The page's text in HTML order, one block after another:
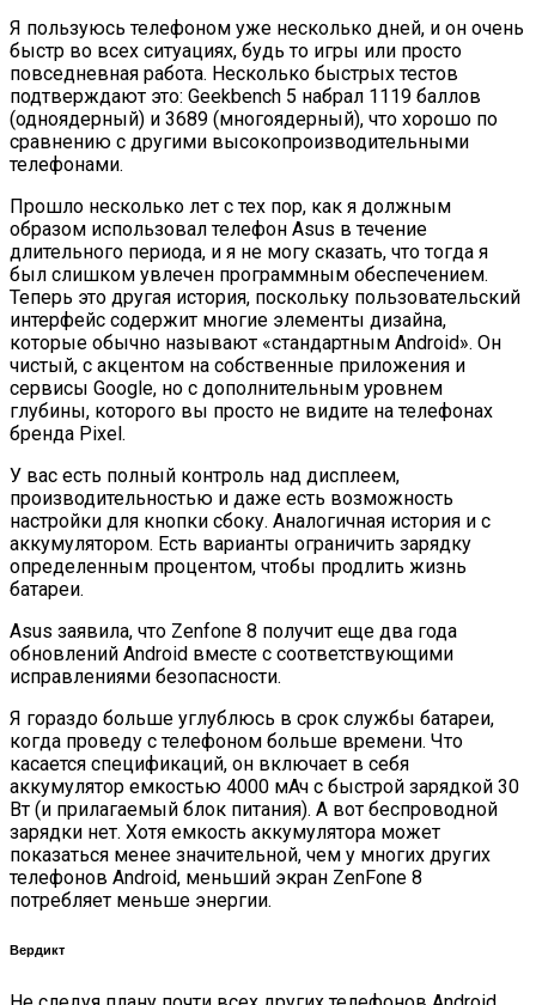
Я пользуюсь телефоном уже несколько дней, и он очень
быстр во всех ситуациях, будь то игры или просто
повседневная работа. Несколько быстрых тестов
подтверждают это: Geekbench 5 набрал 1119 баллов
(одноядерный) и 3689 (многоядерный), что хорошо по
сравнению с другими высокопроизводительными
телефонами.
Прошло несколько лет с тех пор, как я должным
образом использовал телефон Asus в течение
длительного периода, и я не могу сказать, что тогда я
был слишком увлечен программным обеспечением.
Теперь это другая история, поскольку пользовательский
интерфейс содержит многие элементы дизайна,
которые обычно называют «стандартным Android». Он
чистый, с акцентом на собственные приложения и
сервисы Google, но с дополнительным уровнем
глубины, которого вы просто не видите на телефонах
бренда Pixel.
У вас есть полный контроль над дисплеем,
производительностью и даже есть возможность
настройки для кнопки сбоку. Аналогичная история и с
аккумулятором. Есть варианты ограничить зарядку
определенным процентом, чтобы продлить жизнь
батареи.
Asus заявила, что Zenfone 8 получит еще два года
обновлений Android вместе с соответствующими
исправлениями безопасности.
Я гораздо больше углублюсь в срок службы батареи,
когда проведу с телефоном больше времени. Что
касается спецификаций, он включает в себя
аккумулятор емкостью 4000 мАч с быстрой зарядкой 30
Вт (и прилагаемый блок питания). А вот беспроводной
зарядки нет. Хотя емкость аккумулятора может
показаться менее значительной, чем у многих других
телефонов Android, меньший экран ZenFone 8
потребляет меньше энергии.
Вердикт